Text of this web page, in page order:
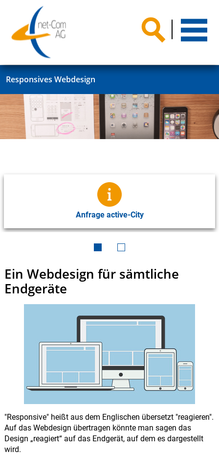
Responsives Webdesign
Anfrage active-City
Ein Webdesign für sämtliche
Endgeräte
"Responsive" heißt aus dem Englischen übersetzt "reagieren".
Auf das Webdesign übertragen könnte man sagen das
Design „reagiert“ auf das Endgerät, auf dem es dargestellt
wird.